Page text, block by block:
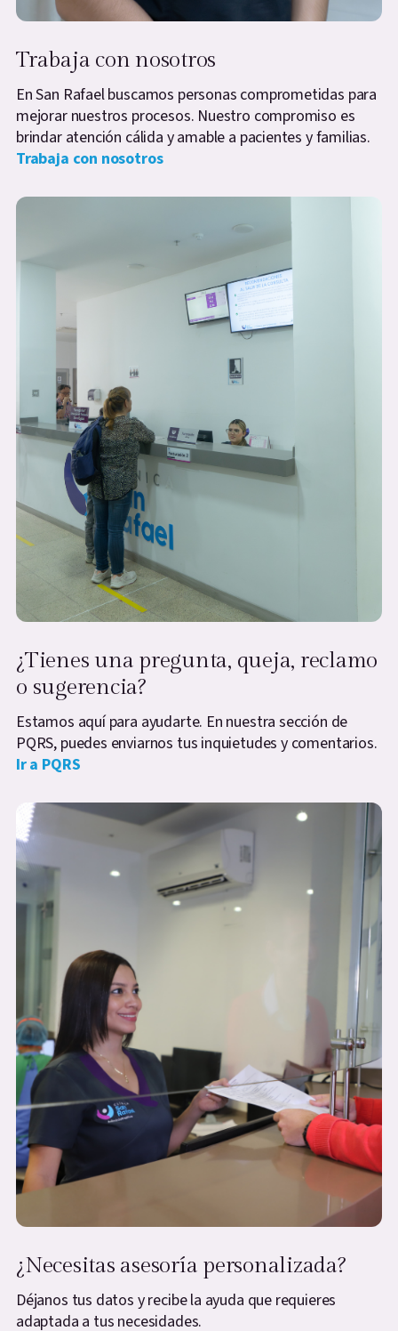
Trabaja con nosotros
En San Rafael buscamos personas comprometidas para
mejorar nuestros procesos. Nuestro compromiso es
brindar atención cálida y amable a pacientes y familias.
Trabaja con nosotros
¿Tienes una pregunta, queja, reclamo
o sugerencia?
Estamos aquí para ayudarte. En nuestra sección de
PQRS, puedes enviarnos tus inquietudes y comentarios.
Ir a PQRS
¿Necesitas asesoría personalizada?
Déjanos tus datos y recibe la ayuda que requieres
adaptada a tus necesidades.